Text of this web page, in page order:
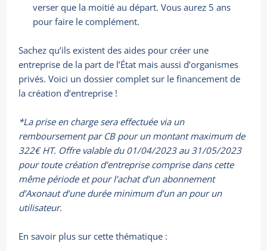
verser que la moitié au départ. Vous aurez 5 ans
pour faire le complément.
Sachez qu’ils existent des aides pour créer une
entreprise de la part de l’État mais aussi d’organismes
privés. Voici un dossier complet sur le financement de
la création d’entreprise !
*La prise en charge sera effectuée via un
remboursement par CB pour un montant maximum de
322€ HT. Offre valable du 01/04/2023 au 31/05/2023
pour toute création d’entreprise comprise dans cette
même période et pour l’achat d’un abonnement
d’Axonaut d’une durée minimum d’un an pour un
utilisateur.
En savoir plus sur cette thématique :